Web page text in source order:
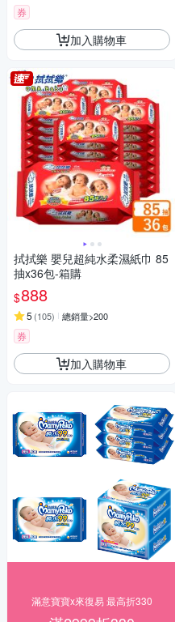
券
加入購物車
拭拭樂 嬰兒超純水柔濕紙巾 85
抽x36包-箱購
$888
5 (105) 總銷量>200
券
加入購物車
滿意寶寶x來復易 最高折330